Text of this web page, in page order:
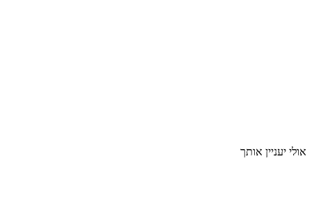
אולי יעניין אותך